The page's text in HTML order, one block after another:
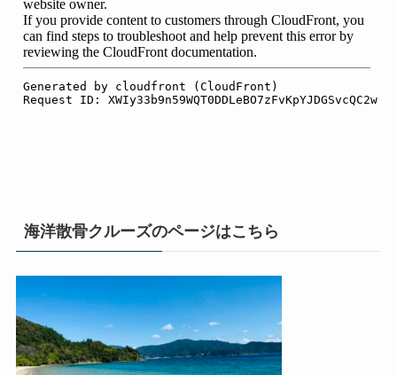
海洋散骨クルーズのページはこちら